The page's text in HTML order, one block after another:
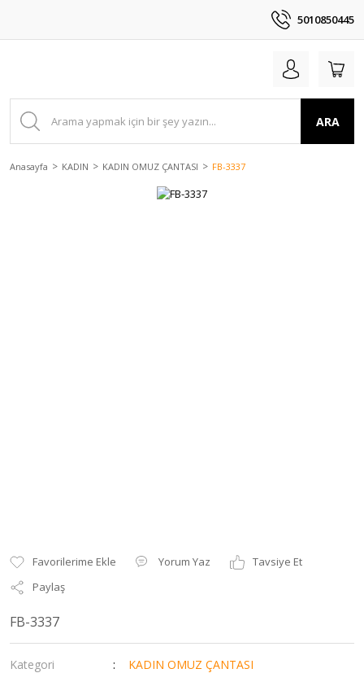
5010850445
ARA
Anasayfa KADIN KADIN OMUZ ÇANTASI FB-3337
Yorum Yaz
Tavsiye Et
Paylaş
FB-3337
Kategori
KADIN OMUZ ÇANTASI